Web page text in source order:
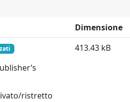
Dimensione
ristretto
413.43 kB